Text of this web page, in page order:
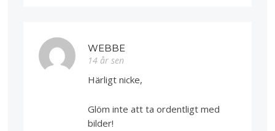
WEBBE
14 år sen
Härligt nicke,
Glöm inte att ta ordentligt med
bilder!